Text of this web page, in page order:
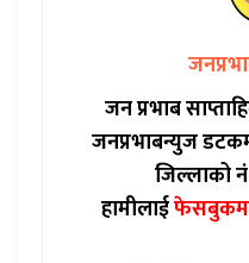
जन प्रभाब
जनप्रभाबन्युज
जिल्लाको
हामीलाई